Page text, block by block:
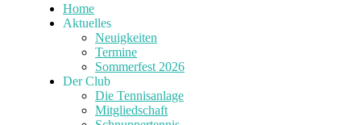
Home
Aktuelles
Neuigkeiten
Termine
Sommerfest 2026
Der Club
Die Tennisanlage
Mitgliedschaft